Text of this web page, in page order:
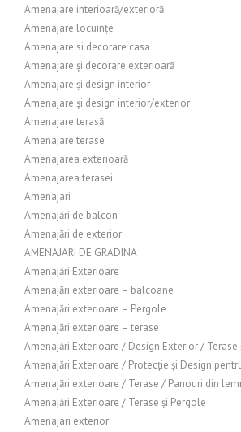
Amenajare interioară/exterioră
Amenajare locuințe
Amenajare si decorare casa
Amenajare și decorare exterioară
Amenajare și design interior
Amenajare și design interior/exterior
Amenajare terasă
Amenajare terase
Amenajarea exterioară
Amenajarea terasei
Amenajari
Amenajări de balcon
Amenajări de exterior
AMENAJARI DE GRADINA
Amenajări Exterioare
Amenajări exterioare – balcoane
Amenajări exterioare – Pergole
Amenajări exterioare – terase
Amenajări Exterioare / Design Exterior / Terase
Amenajări Exterioare / Protecție și Design
Amenajări exterioare / Terase / Panouri din
Amenajări Exterioare / Terase și Pergole
Amenajari exterior